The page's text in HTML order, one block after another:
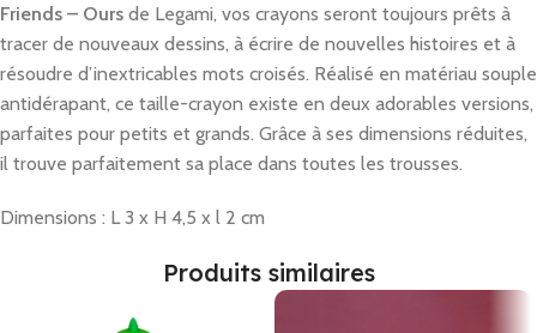
Friends – Ours de Legami, vos crayons seront toujours prêts à
tracer de nouveaux dessins, à écrire de nouvelles histoires et à
résoudre d’inextricables mots croisés. Réalisé en matériau souple
antidérapant, ce taille-crayon existe en deux adorables versions,
parfaites pour petits et grands. Grâce à ses dimensions réduites,
il trouve parfaitement sa place dans toutes les trousses.
Dimensions : L 3 x H 4,5 x l 2 cm
Produits similaires